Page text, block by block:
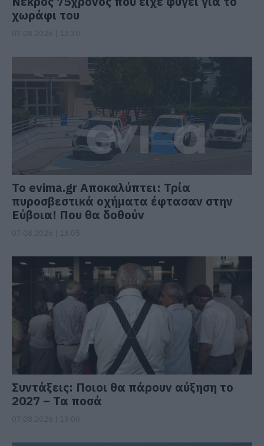
χωράφι του
Το evima.gr Αποκαλύπτει: Τρία
πυροσβεστικά οχήματα έφτασαν στην
Εύβοια! Που θα δοθούν
Συντάξεις: Ποιοι θα πάρουν αύξηση το
2027 – Τα ποσά